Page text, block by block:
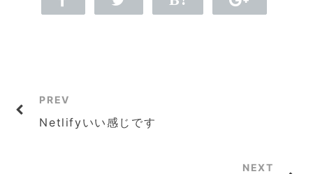
PREV
Netlifyいい感じです
NEXT